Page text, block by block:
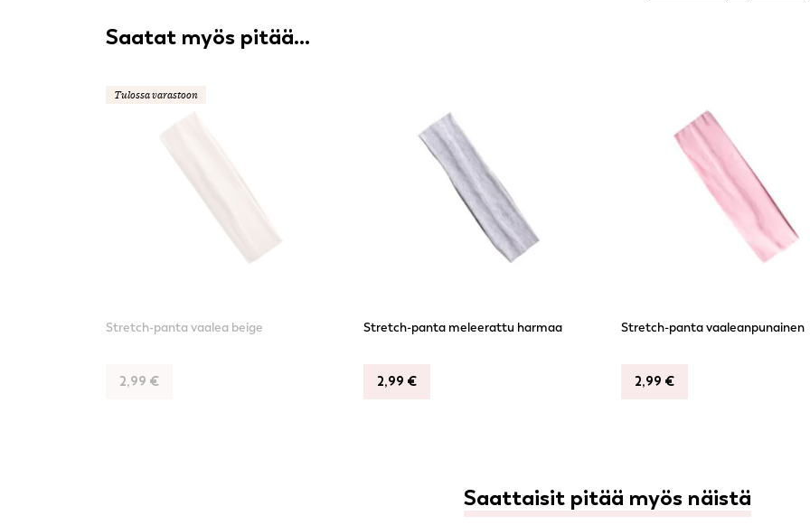
Saatat myös pitää...
Tulossa varastoon
Stretch-panta vaalea beige
2,99 €
Stretch-panta meleerattu harmaa
2,99 €
Stretch-panta vaaleanpunainen
2,99 €
Saattaisit pitää myös näistä